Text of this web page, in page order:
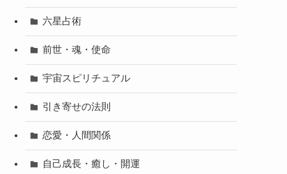
六星占術
前世・魂・使命
宇宙スピリチュアル
引き寄せの法則
恋愛・人間関係
自己成長・癒し・開運